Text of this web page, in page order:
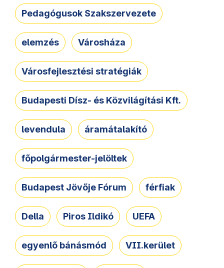
Pedagógusok Szakszervezete
elemzés Városháza
Városfejlesztési stratégiák
Budapesti Dísz- és Közvilágítási Kft.
levendula áramátalakító
főpolgármester-jelöltek
Budapest Jövője Fórum férfiak
Della Piros Ildikó UEFA
egyenlő bánásmód VII.kerület